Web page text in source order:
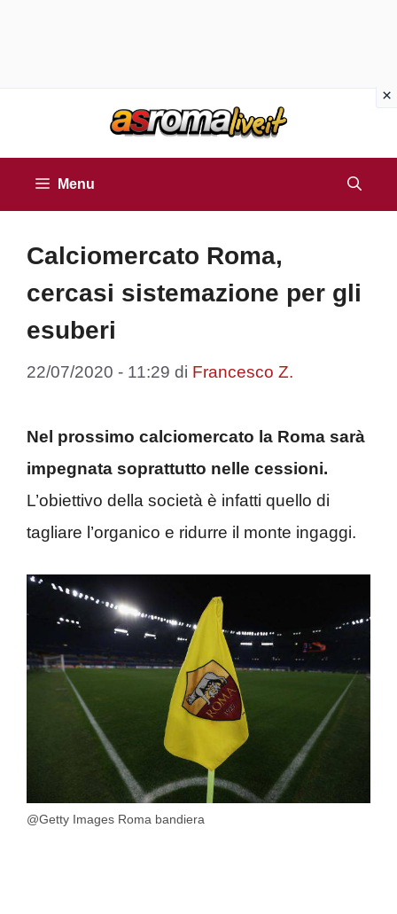
Menu
Calciomercato Roma,
cercasi sistemazione per gli
esuberi
22/07/2020 - 11:29 di Francesco Z.
Nel prossimo calciomercato la Roma sarà
impegnata soprattutto nelle cessioni.
L’obiettivo della società è infatti quello di
tagliare l’organico e ridurre il monte ingaggi.
@Getty Images Roma bandiera